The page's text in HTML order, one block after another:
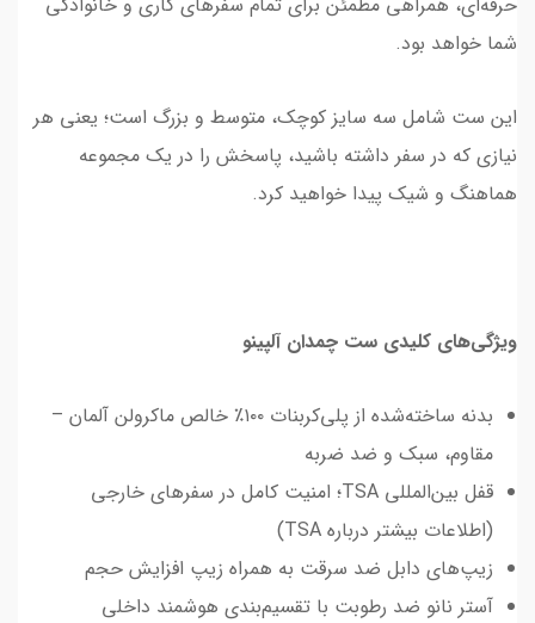
شما خواهد بود.
این ست شامل سه سایز کوچک، متوسط و بزرگ است؛ یعنی هر
نیازی که در سفر داشته باشید، پاسخش را در یک مجموعه
هماهنگ و شیک پیدا خواهید کرد.
ویژگی‌های کلیدی ست چمدان آلپینو
بدنه ساخته‌شده از پلی‌کربنات ۱۰۰٪ خالص ماکرولن آلمان –
مقاوم، سبک و ضد ضربه
قفل بین‌المللی TSA؛ امنیت کامل در سفرهای خارجی
(اطلاعات بیشتر درباره TSA)
زیپ‌های دابل ضد سرقت به همراه زیپ افزایش حجم
آستر نانو ضد رطوبت با تقسیم‌بندی هوشمند داخلی